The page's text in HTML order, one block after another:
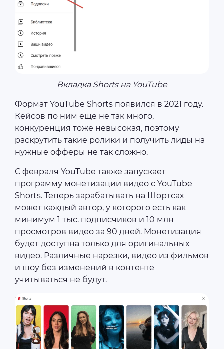
Вкладка Shorts на YouTube
Формат YouTube Shorts появился в 2021 году.
Кейсов по ним еще не так много,
конкуренция тоже невысокая, поэтому
раскрутить такие ролики и получить лиды на
нужные офферы не так сложно.
С февраля YouTube также запускает
программу монетизации видео с YouTube
Shorts. Теперь зарабатывать на Шортсах
может каждый автор, у которого есть как
минимум 1 тыс. подписчиков и 10 млн
просмотров видео за 90 дней. Монетизация
будет доступна только для оригинальных
видео. Различные нарезки, видео из фильмов
и шоу без изменений в контенте
учитываться не будут.